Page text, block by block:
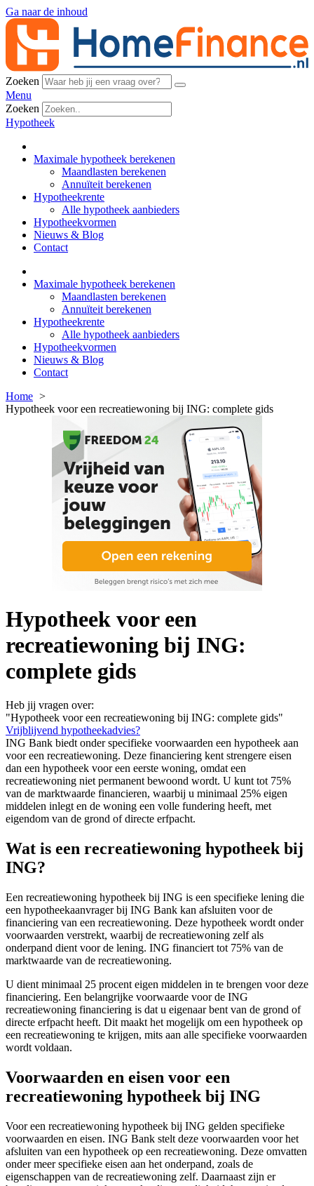
Ga naar de inhoud
Zoeken
Menu
Zoeken
Hypotheek
Maximale hypotheek berekenen
Maandlasten berekenen
Annuïteit berekenen
Hypotheekrente
Alle hypotheek aanbieders
Hypotheekvormen
Nieuws & Blog
Contact
Maximale hypotheek berekenen
Maandlasten berekenen
Annuïteit berekenen
Hypotheekrente
Alle hypotheek aanbieders
Hypotheekvormen
Nieuws & Blog
Contact
Home
Hypotheek voor een recreatiewoning bij ING: complete gids
Hypotheek voor een
recreatiewoning bij ING:
complete gids
Heb jij vragen over:
"Hypotheek voor een recreatiewoning bij ING: complete gids"
Vrijblijvend hypotheekadvies?
ING Bank biedt onder specifieke voorwaarden een hypotheek aan
voor een recreatiewoning. Deze financiering kent strengere eisen
dan een hypotheek voor een eerste woning, omdat een
recreatiewoning niet permanent bewoond wordt. U kunt tot 75%
van de marktwaarde financieren, waarbij u minimaal 25% eigen
middelen inlegt en de woning een volle fundering heeft, met
eigendom van de grond of directe erfpacht.
Wat is een recreatiewoning hypotheek bij
ING?
Een recreatiewoning hypotheek bij ING is een specifieke lening die
een hypotheekaanvrager bij ING Bank kan afsluiten voor de
financiering van een recreatiewoning. Deze hypotheek wordt onder
voorwaarden verstrekt, waarbij de recreatiewoning zelf als
onderpand dient voor de lening. ING financiert tot 75% van de
marktwaarde van de recreatiewoning.
U dient minimaal 25 procent eigen middelen in te brengen voor deze
financiering. Een belangrijke voorwaarde voor de ING
recreatiewoning financiering is dat u eigenaar bent van de grond of
directe erfpacht heeft. Dit maakt het mogelijk om een hypotheek op
een recreatiewoning te krijgen, mits aan alle specifieke voorwaarden
wordt voldaan.
Voorwaarden en eisen voor een
recreatiewoning hypotheek bij ING
Voor een recreatiewoning hypotheek bij ING gelden specifieke
voorwaarden en eisen. ING Bank stelt deze voorwaarden voor het
afsluiten van een hypotheek op een recreatiewoning. Deze omvatten
onder meer specifieke eisen aan het onderpand, zoals de
eigenschappen van de recreatiewoning zelf. Daarnaast zijn er